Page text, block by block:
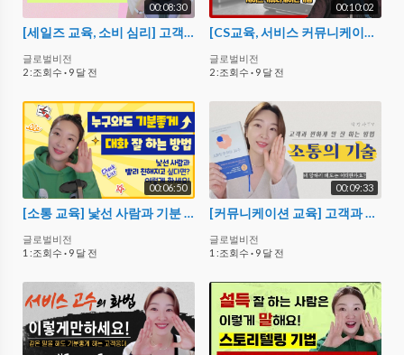
00:08:30
[세일즈 교육, 소비 심리] 고객 스스로 사고 싶게 하는 '라벨링 화법'
글로벌비전
2 :조회수 · 9 달 전
00:10:02
[CS교육, 서비스 커뮤니케이션] 전문가 고객응대 무엇이 다른가? 화법 중심으로
글로벌비전
2 :조회수 · 9 달 전
00:06:50
[소통 교육] 낯선 사람과 기분 좋게 대화 잘 하는 방법
글로벌비전
1 :조회수 · 9 달 전
00:09:33
[커뮤니케이션 교육] 고객과 편하게 말 잘 하는 방법 - 소통의 기술(이금희 아나운서)
글로벌비전
1 :조회수 · 9 달 전